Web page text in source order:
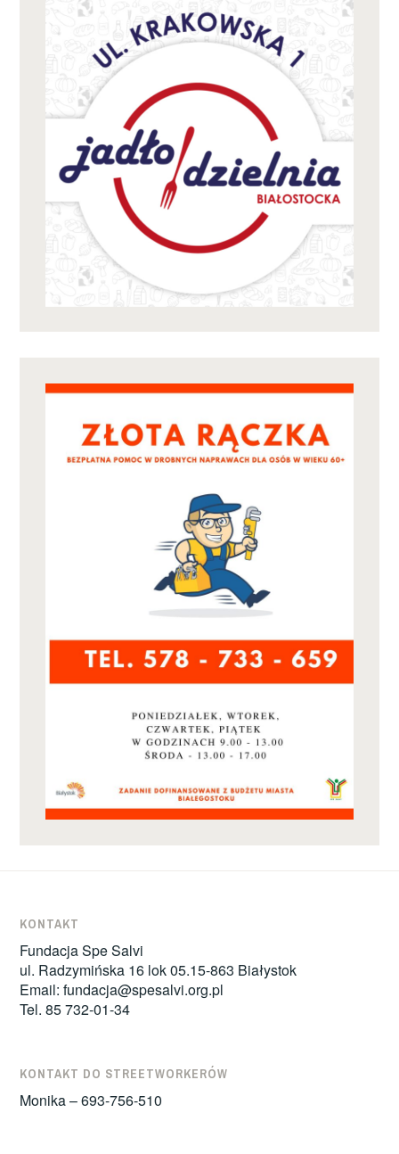
KONTAKT
Fundacja Spe Salvi
ul. Radzymińska 16 lok 05.15-863 Białystok
Email:fundacja@spesalvi.org.pl
Tel. 85 732-01-34
KONTAKT DO STREETWORKERÓW
Monika – 693-756-510